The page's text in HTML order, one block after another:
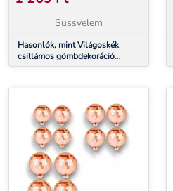
Sussvelem
Hasonlók, mint Világoskék
csillámos gömbdekoráció
tortára, beszúró